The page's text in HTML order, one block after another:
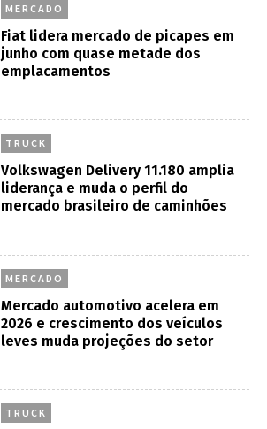
MERCADO
Fiat lidera mercado de picapes em
junho com quase metade dos
emplacamentos
TRUCK
Volkswagen Delivery 11.180 amplia
liderança e muda o perfil do
mercado brasileiro de caminhões
MERCADO
Mercado automotivo acelera em
2026 e crescimento dos veículos
leves muda projeções do setor
TRUCK